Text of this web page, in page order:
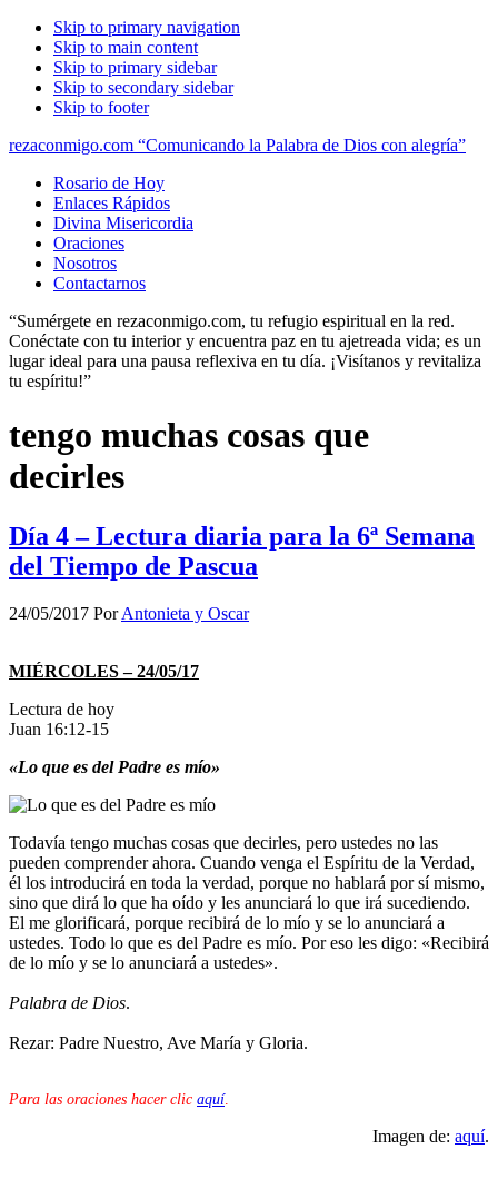
Skip to primary navigation
Skip to main content
Skip to primary sidebar
Skip to secondary sidebar
Skip to footer
rezaconmigo.com “Comunicando la Palabra de Dios con alegría”
Rosario de Hoy
Enlaces Rápidos
Divina Misericordia
Oraciones
Nosotros
Contactarnos
“Sumérgete en rezaconmigo.com, tu refugio espiritual en la red.
Conéctate con tu interior y encuentra paz en tu ajetreada vida; es un
lugar ideal para una pausa reflexiva en tu día. ¡Visítanos y revitaliza
tu espíritu!”
tengo muchas cosas que
decirles
Día 4 – Lectura diaria para la 6ª Semana
del Tiempo de Pascua
24/05/2017 PorAntonieta y Oscar
MIÉRCOLES – 24/05/17
Lectura de hoy
Juan 16:12-15
«Lo que es del Padre es mío»
Todavía tengo muchas cosas que decirles, pero ustedes no las
pueden comprender ahora. Cuando venga el Espíritu de la Verdad,
él los introducirá en toda la verdad, porque no hablará por sí mismo,
sino que dirá lo que ha oído y les anunciará lo que irá sucediendo.
El me glorificará, porque recibirá de lo mío y se lo anunciará a
ustedes. Todo lo que es del Padre es mío. Por eso les digo: «Recibirá
de lo mío y se lo anunciará a ustedes».
Palabra de Dios.
Rezar: Padre Nuestro, Ave María y Gloria.
Para las oraciones hacer clic aquí.
Imagen de: aquí.